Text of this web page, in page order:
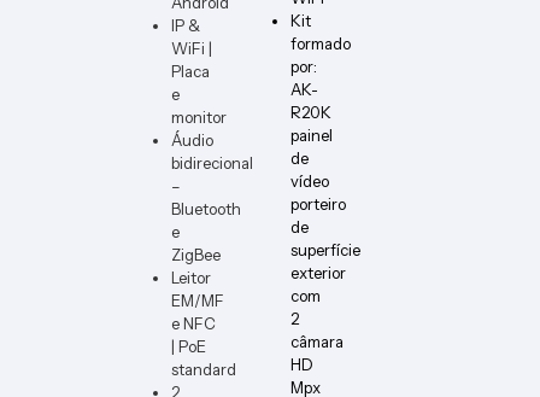
IP &
WiFi |
Placa
e
monitor
Áudio
bidirecional
–
Bluetooth
e
ZigBee
Leitor
EM/MF
e NFC
| PoE
standard
2
Kit
formado
por:
AK-
R20K
painel
de
vídeo
porteiro
de
superfície
exterior
com
2
câmara
HD
Mpx